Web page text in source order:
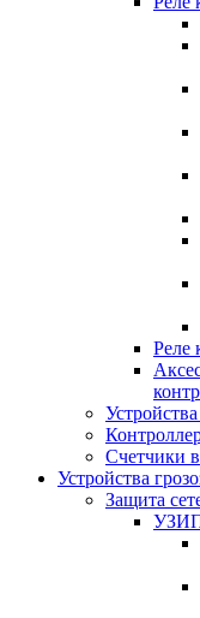
Реле
Счетчики
Устройства
Защита
УЗИП